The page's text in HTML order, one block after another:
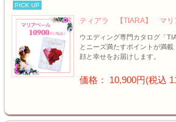
PICK UP
ティアラ 【TIARA】 マリ
ウエディング専門カタログ「
とニーズ満たすポイントが満
顔と幸せをお届けします。
価格： 10,900円(税込